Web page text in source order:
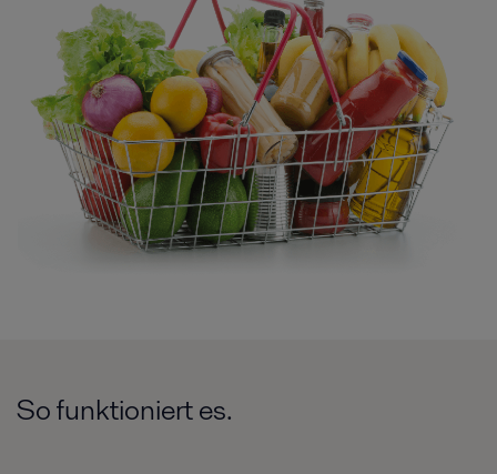
So funktioniert es.